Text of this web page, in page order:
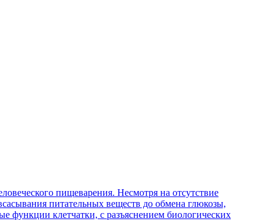
пищеварения. Несмотря на отсутствие
питательных веществ до обмена глюкозы,
функции клетчатки, с разъяснением биологических